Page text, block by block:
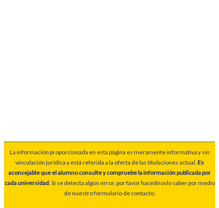
La información proporcionada en esta página es meramente informativa y sin
vinculación jurídica y está referida a la oferta de las titulaciones actual. Es
aconsejable que el alumno consulte y compruebe la información publicada por
cada universidad. Si se detecta algún error, por favor hacédnoslo saber por medio
de nuestro formulario de contacto.